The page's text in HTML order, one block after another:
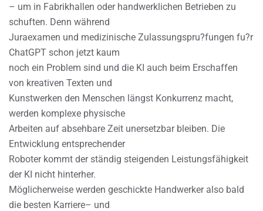
– um in Fabrikhallen oder handwerklichen Betrieben zu
schuften. Denn während
Juraexamen und medizinische Zulassungspru?fungen fu?r
ChatGPT schon jetzt kaum
noch ein Problem sind und die KI auch beim Erschaffen
von kreativen Texten und
Kunstwerken den Menschen längst Konkurrenz macht,
werden komplexe physische
Arbeiten auf absehbare Zeit unersetzbar bleiben. Die
Entwicklung entsprechender
Roboter kommt der ständig steigenden Leistungsfähigkeit
der KI nicht hinterher.
Möglicherweise werden geschickte Handwerker also bald
die besten Karriere– und